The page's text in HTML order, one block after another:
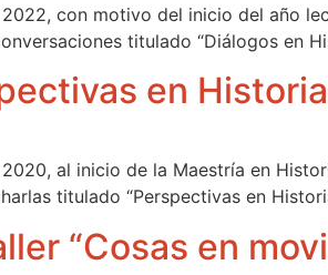
2022, con motivo del inicio del año
titulado “Diálogos en
en
2020, al inicio de la Maestría en
titulado “Perspectivas en
“Cosas en